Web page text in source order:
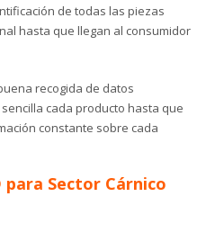
de todas las piezas
hasta que llegan al consumidor
recogida de datos
cada producto hasta que
constante sobre cada
para Sector Cárnico